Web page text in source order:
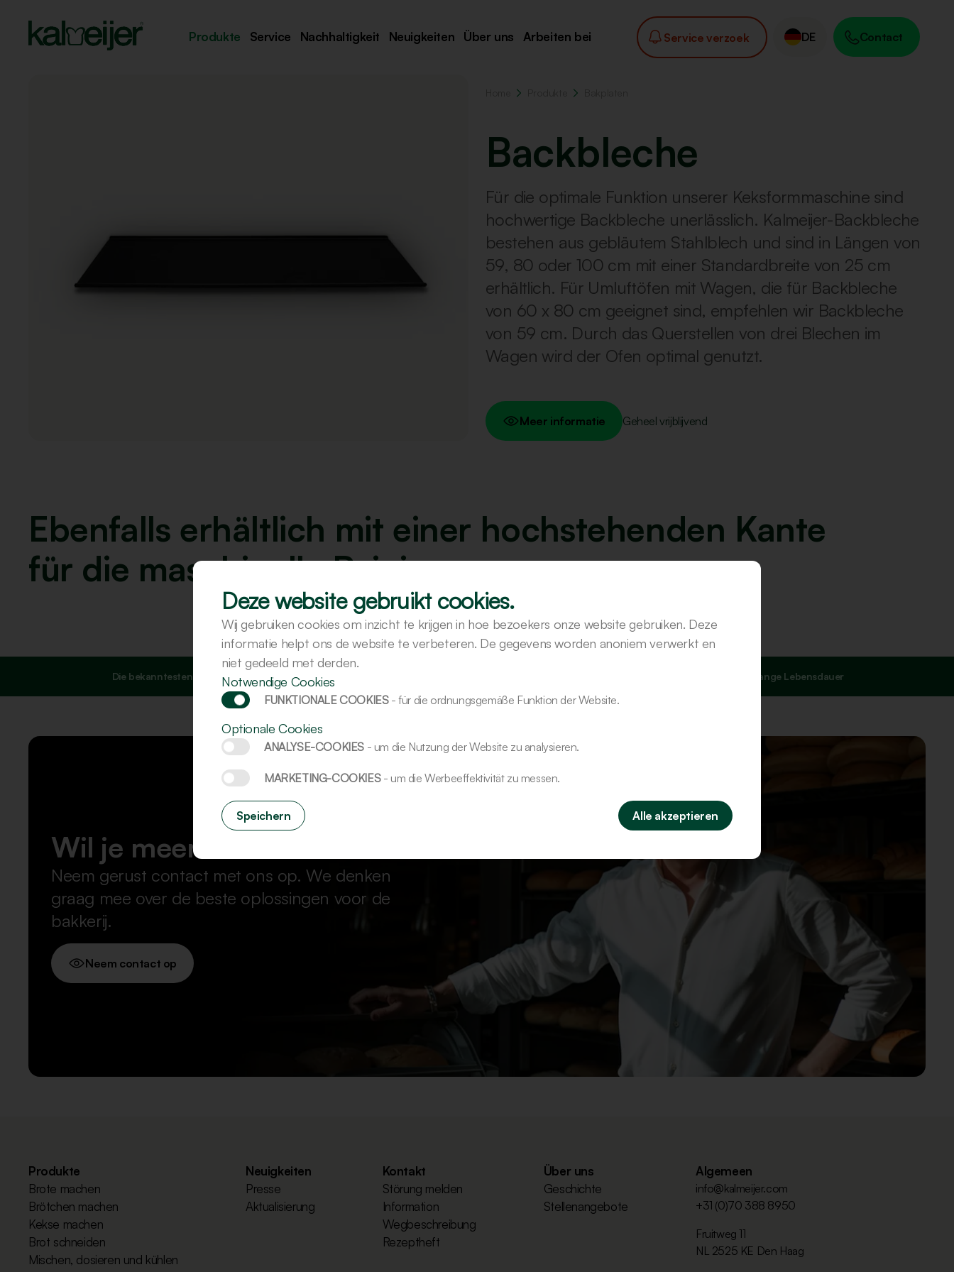
Produkte Service Nachhaltigkeit Neuigkeiten Über uns Arbeiten bei Service verzoek DE Contact
Backbleche
Für die optimale Funktion unserer Keksformmaschine sind
hochwertige Backbleche unerlässlich. Kalmeijer-Backbleche
bestehen aus gebläutem Stahlblech und sind in Längen von
59, 80 oder 100 cm mit einer Standardbreite von 25 cm
erhältlich. Für Umluftöfen mit Wagen, die für Backbleche
von 60 x 80 cm geeignet sind, empfehlen wir Backbleche
von 59 cm. Durch das Querstellen von drei Blechen im
Wagen wird der Ofen optimal genutzt.
Meer informatie Geheel vrijblijvend
Ebenfalls erhältlich mit einer hochstehenden Kante
für die maschinelle Reinigung.
Die bekanntesten Kekse Sehr lange Lebensdauer
Wil je meer weten?
Neem gerust contact met ons op. We denken
graag mee over de beste oplossingen voor de
bakkerij.
Neem contact op
Deze website gebruikt cookies.
Wij gebruiken cookies om inzicht te krijgen in hoe bezoekers onze website gebruiken. Deze
informatie helpt ons de website te verbeteren. De gegevens worden anoniem verwerkt en
niet gedeeld met derden.
Notwendige Cookies
FUNKTIONALE COOKIES - für die ordnungsgemäße Funktion der Website.
Optionale Cookies
ANALYSE-COOKIES - um die Nutzung der Website zu analysieren.
MARKETING-COOKIES - um die Werbeeffektivität zu messen.
Speichern Alle akzeptieren
Produkte
Brote machen
Brötchen machen
Kekse machen
Brot schneiden
Mischen, dosieren und kühlen
Neuigkeiten
Presse
Aktualisierung
Kontakt
Störung melden
Information
Wegbeschreibung
Rezeptheft
Über uns
Geschichte
Stellenangebote
Algemeen
info@kalmeijer.com
+31 (0)70 388 8950
Fruitweg 11
NL 2525 KE Den Haag